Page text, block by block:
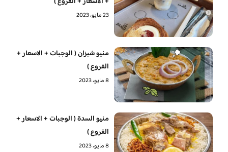
23 مايو، 2023
منيو شيزان ( الوجبات + الاسعار +
الفروع )
8 مايو، 2023
منيو السدة ( الوجبات + الاسعار +
الفروع )
8 مايو، 2023